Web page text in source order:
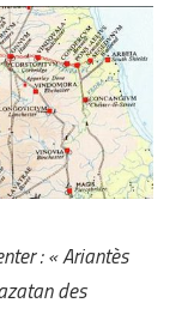
: « Ariantès
des